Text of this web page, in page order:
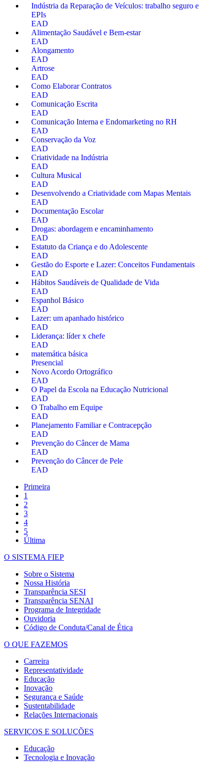
Indústria da Reparação de Veículos: trabalho seguro e
EPIs
EAD
Alimentação Saudável e Bem-estar
EAD
Alongamento
EAD
Artrose
EAD
Como Elaborar Contratos
EAD
Comunicação Escrita
EAD
Comunicação Interna e Endomarketing no RH
EAD
Conservação da Voz
EAD
Criatividade na Indústria
EAD
Cultura Musical
EAD
Desenvolvendo a Criatividade com Mapas Mentais
EAD
Documentação Escolar
EAD
Drogas: abordagem e encaminhamento
EAD
Estatuto da Criança e do Adolescente
EAD
Gestão do Esporte e Lazer: Conceitos Fundamentais
EAD
Hábitos Saudáveis de Qualidade de Vida
EAD
Espanhol Básico
EAD
Lazer: um apanhado histórico
EAD
Liderança: líder x chefe
EAD
matemática básica
Presencial
Novo Acordo Ortográfico
EAD
O Papel da Escola na Educação Nutricional
EAD
O Trabalho em Equipe
EAD
Planejamento Familiar e Contracepção
EAD
Prevenção do Câncer de Mama
EAD
Prevenção do Câncer de Pele
EAD
Primeira
1
2
3
4
5
Última
O SISTEMA FIEP
Sobre o Sistema
Nossa História
Transparência SESI
Transparência SENAI
Programa de Integridade
Ouvidoria
Código de Conduta/Canal de Ética
O QUE FAZEMOS
Carreira
Representatividade
Educação
Inovação
Segurança e Saúde
Sustentabilidade
Relações Internacionais
SERVIÇOS E SOLUÇÕES
Educação
Tecnologia e Inovação